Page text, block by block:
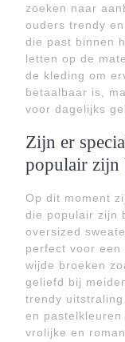
zoeken naar
ouders trendy
die past binnen
letten op de
de kleding om
betaalbaar is,
voor dagelijks
Zijn er
populair zijn
Op dit moment
die populair zijn
oversized
perfect voor een
wijde broeken
geliefd bij
trendy
en
vrolijke en